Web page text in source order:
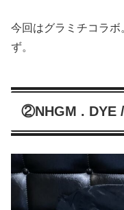
今回はグラミチコラ
ず。
②NHGM . DYE